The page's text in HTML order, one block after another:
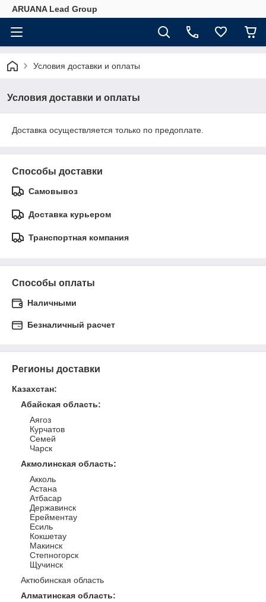
ARUANA Lead Group
Условия доставки и оплаты
Условия доставки и оплаты
Доставка осуществляется только по предоплате.
Способы доставки
Самовывоз
Доставка курьером
Транспортная компания
Способы оплаты
Наличными
Безналичный расчет
Регионы доставки
Казахстан:
Абайская область:
Аягоз
Курчатов
Семей
Чарск
Акмолинская область:
Акколь
Астана
Атбасар
Державинск
Ерейментау
Есиль
Кокшетау
Макинск
Степногорск
Щучинск
Актюбинская область
Алматинская область: